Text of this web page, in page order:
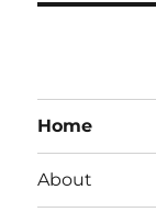
Home
About